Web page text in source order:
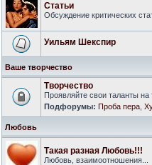
Статьи
Обсуждение критических
Уильям Шекспир
Ваше творчество
Творчество
Проявляйте свои таланты на
Подфорумы: Проба пера
Любовь
Такая разная Любовь!!!
Любовь, взаимоотношения...